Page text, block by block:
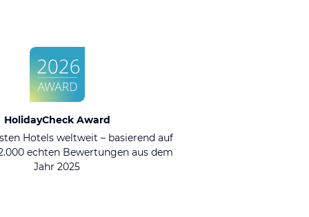
HolidayCheck Award
Hotels weltweit – basierend auf
echten Bewertungen aus dem
Jahr 2025